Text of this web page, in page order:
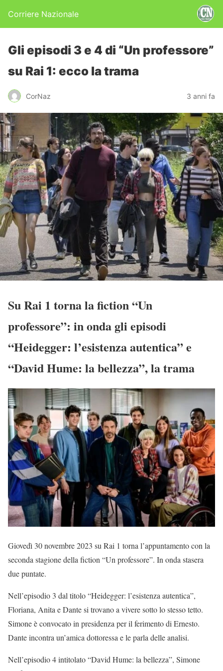
Corriere Nazionale
Gli episodi 3 e 4 di “Un professore”
su Rai 1: ecco la trama
CorNaz 3 anni fa
Su Rai 1 torna la fiction “Un
professore”: in onda gli episodi
“Heidegger: l’esistenza autentica” e
“David Hume: la bellezza”, la trama
Giovedì 30 novembre 2023 su Rai 1 torna l’appuntamento con la
seconda stagione della fiction “Un professore”. In onda stasera
due puntate.
Nell’episodio 3 dal titolo “Heidegger: l’esistenza autentica”,
Floriana, Anita e Dante si trovano a vivere sotto lo stesso tetto.
Simone è convocato in presidenza per il ferimento di Ernesto.
Dante incontra un’amica dottoressa e le parla delle analisi.
Nell’episodio 4 intitolato “David Hume: la bellezza”, Simone